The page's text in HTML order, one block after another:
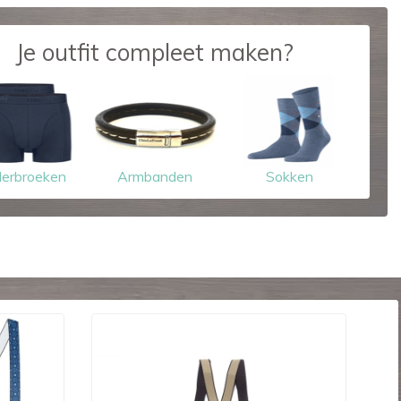
Je outfit compleet maken?
Armbanden Sokken